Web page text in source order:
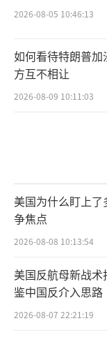
2026-08-05 10:46:13
如何看待特朗普
方互不相让
2026-08-09 10:11:03
美国为什么盯上
争焦点
2026-08-08 10:13:54
美国反航母新战
鉴中国反介入思路
2026-08-07 22:21:19